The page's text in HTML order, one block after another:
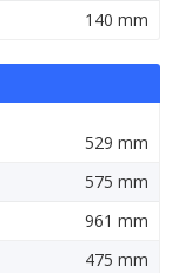
140 mm
529 mm
575 mm
961 mm
475 mm